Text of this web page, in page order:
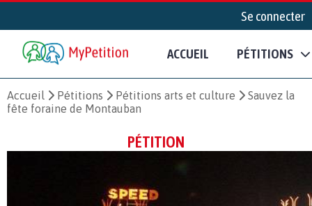
Se connecter
ACCUEIL PÉTITIONS
Accueil Pétitions Pétitions arts et culture
Sauvez la
fête foraine de Montauban
PÉTITION